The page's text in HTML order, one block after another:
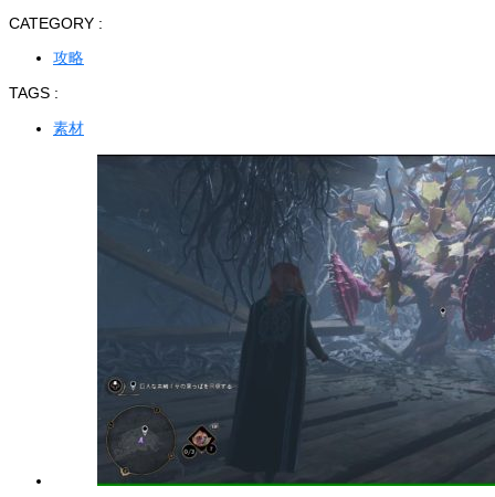
CATEGORY :
攻略
TAGS :
素材